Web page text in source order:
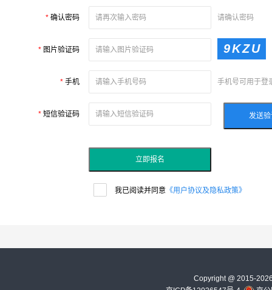
* 确认密码 请确认密码
* 图片验证码
* 手机 手机号可用于登
* 短信验证码 发送
立即报名
我已阅读并同意 《用户协议及隐私政策》
Copyright @ 2015-